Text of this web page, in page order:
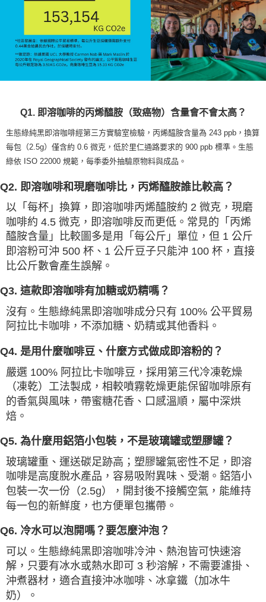
Q1. 即溶咖啡的丙烯醯胺（致癌物）含量會不會太高？
生態綠純黑即溶咖啡經第三方實驗室檢驗，丙烯醯胺含量為 243 ppb，換算
每包（2.5g）僅含約 0.6 微克，低於里仁通路要求的 900 ppb 標準。生態
綠依 ISO 22000 規範，每季委外抽驗原物料與成品。
Q2. 即溶咖啡和現磨咖啡比，丙烯醯胺誰比較高？
以「每杯」換算，即溶咖啡丙烯醯胺約 2 微克，現磨
咖啡約 4.5 微克，即溶咖啡反而更低。常見的「丙烯
醯胺含量」比較圖多是用「每公斤」單位，但 1 公斤
即溶粉可沖 500 杯、1 公斤豆子只能沖 100 杯，直接
比公斤數會產生誤解。
Q3. 這款即溶咖啡有加糖或奶精嗎？
沒有。生態綠純黑即溶咖啡成分只有 100% 公平貿易
阿拉比卡咖啡，不添加糖、奶精或其他香料。
Q4. 是用什麼咖啡豆、什麼方式做成即溶粉的？
嚴選 100% 阿拉比卡咖啡豆，採用第三代冷凍乾燥
（凍乾）工法製成，相較噴霧乾燥更能保留咖啡原有
的香氣與風味，帶蜜糖花香、口感溫順，屬中深烘
焙。
Q5. 為什麼用鋁箔小包裝，不是玻璃罐或塑膠罐？
玻璃罐重、運送碳足跡高；塑膠罐氣密性不足，即溶
咖啡是高度脫水產品，容易吸附異味、受潮。鋁箔小
包裝一次一份（2.5g），開封後不接觸空氣，能維持
每一包的新鮮度，也方便單包攜帶。
Q6. 冷水可以泡開嗎？要怎麼沖泡？
可以。生態綠純黑即溶咖啡冷沖、熱泡皆可快速溶
解，只要有冰水或熱水即可 3 秒溶解，不需要濾掛、
沖煮器材，適合直接沖冰咖啡、冰拿鐵（加冰牛
奶）。